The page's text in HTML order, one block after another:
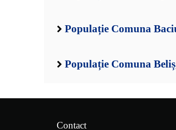
Populație Comuna
Populație Comuna
Contact